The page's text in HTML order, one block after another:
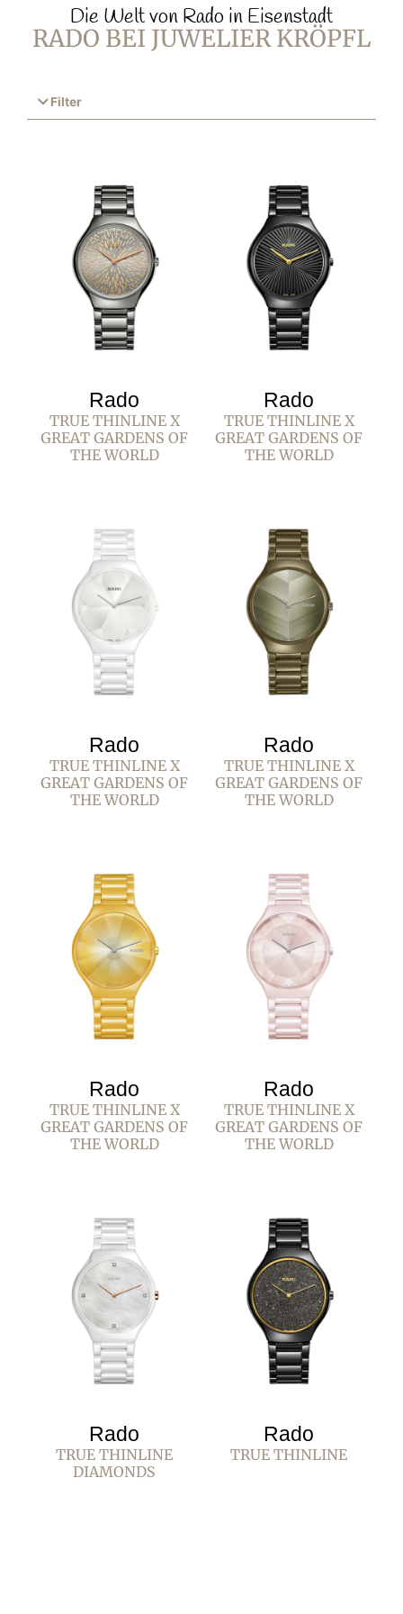
Die Welt von Rado in Eisenstadt
RADO BEI JUWELIER KRÖPFL
Filter
Rado
TRUE THINLINE X
GREAT GARDENS OF
THE WORLD
Rado
TRUE THINLINE X
GREAT GARDENS OF
THE WORLD
Rado
TRUE THINLINE X
GREAT GARDENS OF
THE WORLD
Rado
TRUE THINLINE X
GREAT GARDENS OF
THE WORLD
Rado
TRUE THINLINE X
GREAT GARDENS OF
THE WORLD
Rado
TRUE THINLINE X
GREAT GARDENS OF
THE WORLD
Rado
TRUE THINLINE
DIAMONDS
Rado
TRUE THINLINE